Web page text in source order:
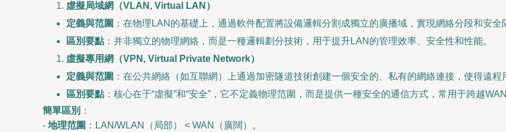
虛擬局域網（VLAN, Virtual LAN）
定義與范圍 ：在物理LAN的基礎上，通過軟件配置將設備邏輯分割成獨立的廣播域，實現網絡分段和安全
區別要點：并非獨立的物理網絡，而是一種邏輯劃分技術，用于提升LAN的管理效率、安全性和性能。
虛擬專用網（VPN, Virtual Private Network）
定義與范圍 ：在公共網絡（如互聯網）上通過加密隧道技術創建一個安全的、私有的網絡連接，使得遠
區別要點：核心在于“虛擬”和“安全”，它不定義物理范圍，而是提供一種安全的通信方式，常用于跨越
簡單區別 ：
- 地理范圍 ：LAN/WLAN（局部） < WAN（廣闊）。